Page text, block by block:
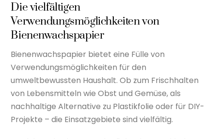
Die vielfältigen
Verwendungsmöglichkeiten von
Bienenwachspapier
Bienenwachspapier bietet eine Fülle von
Verwendungsmöglichkeiten für den
umweltbewussten Haushalt. Ob zum Frischhalten
von Lebensmitteln wie Obst und Gemüse, als
nachhaltige Alternative zu Plastikfolie oder für DIY-
Projekte – die Einsatzgebiete sind vielfältig.